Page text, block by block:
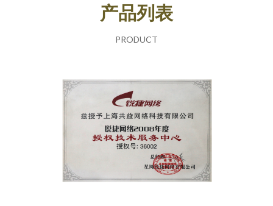
产品列表
PRODUCT